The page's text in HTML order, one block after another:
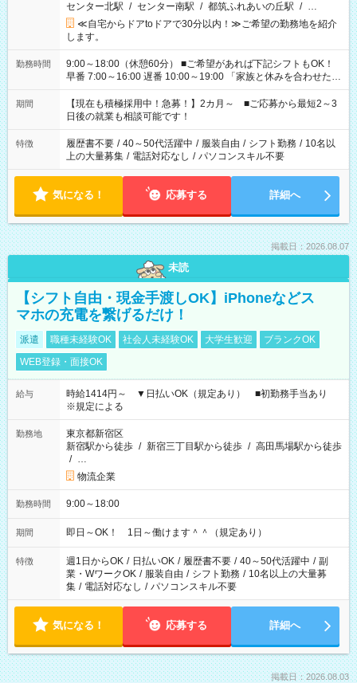
センター北駅 / センター南駅 / 都筑ふれあいの丘駅 / …
≪自宅からドアtoドアで30分以内！≫ご希望の勤務地を紹介
します。
勤務時間
9:00～18:00（休憩60分） ■ご希望があれば下記シフトもOK！
早番 7:00～16:00 遅番 10:00～19:00 「家族と休みを合わせた
い」 「余裕を持って夕飯の準備がしたい」 「できれば残業はし
たくない」 など、ご希望を教えてくださいね。 ※Wワーク希望
の方へ 今ご覧のお仕事で希望する勤務時間と、もう1つのお仕事
の勤務時間。 合計で週40時間を超える場合は応募できません。
期間
【現在も積極採用中！急募！】2カ月～ ■ご応募から最短2～3
日後の就業も相談可能です！
特徴 履歴書不要 / 40～50代活躍中 / 服装自由 / シフト勤務 / 10名以
上の大量募集 / 電話対応なし / パソコンスキル不要
気になる！ 応募する 詳細へ
掲載日：2026.08.07
未読
【シフト自由・現金手渡しOK】iPhoneなどス
マホの充電を繋げるだけ！
派遣 職種未経験OK 社会人未経験OK 大学生歓迎
ブランクOK
WEB登録・面接OK
給与
時給1414円～ ▼日払いOK（規定あり） ■初勤務手当あり
※規定による
勤務地
東京都新宿区
新宿駅から徒歩 / 新宿三丁目駅から徒歩 / 高田馬場駅から徒歩
/ …
物流企業
勤務時間 9:00～18:00
期間 即日～OK！ 1日～働けます＾＾（規定あり）
特徴 週1日からOK / 日払いOK / 履歴書不要 / 40～50代活躍中 / 副
業・WワークOK / 服装自由 / シフト勤務 / 10名以上の大量募
集 / 電話対応なし / パソコンスキル不要
気になる！ 応募する 詳細へ
掲載日：2026.08.03